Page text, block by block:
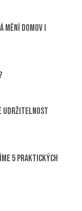
domov i
udržitelnost
5 praktických